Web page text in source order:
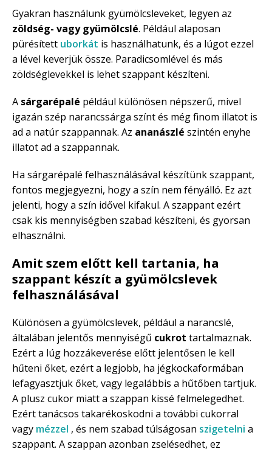
Gyakran használunk gyümölcsleveket, legyen az
zöldség- vagy gyümölcslé. Például alaposan
pürésített uborkát is használhatunk, és a lúgot ezzel
a lével keverjük össze. Paradicsomlével és más
zöldséglevekkel is lehet szappant készíteni.
A sárgarépalé például különösen népszerű, mivel
igazán szép narancssárga színt és még finom illatot is
ad a natúr szappannak. Az ananászlé szintén enyhe
illatot ad a szappannak.
Ha sárgarépalé felhasználásával készítünk szappant,
fontos megjegyezni, hogy a szín nem fényálló. Ez azt
jelenti, hogy a szín idővel kifakul. A szappant ezért
csak kis mennyiségben szabad készíteni, és gyorsan
elhasználni.
Amit szem előtt kell tartania, ha
szappant készít a gyümölcslevek
felhasználásával
Különösen a gyümölcslevek, például a narancslé,
általában jelentős mennyiségű cukrot tartalmaznak.
Ezért a lúg hozzákeverése előtt jelentősen le kell
hűteni őket, ezért a legjobb, ha jégkockaformában
lefagyasztjuk őket, vagy legalábbis a hűtőben tartjuk.
A plusz cukor miatt a szappan kissé felmelegedhet.
Ezért tanácsos takarékoskodni a további cukorral
vagy mézzel , és nem szabad túlságosan szigetelni a
szappant. A szappan azonban zselésedhet, ez